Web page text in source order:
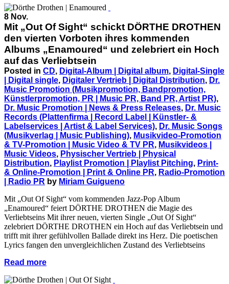
8 Nov.
Mit „Out Of Sight“ schickt DÖRTHE DROTHEN
den vierten Vorboten ihres kommenden
Albums „Enamoured“ und zelebriert ein Hoch
auf das Verliebtsein
Posted in CD, Digital-Album | Digital album, Digital-Single
| Digital single, Digitaler Vertrieb | Digital Distribution, Dr.
Music Promotion (Musikpromotion, Bandpromotion,
Künstlerpromotion, PR | Music PR, Band PR, Artist PR),
Dr. Music Promotion | News & Press Releases, Dr. Music
Records (Plattenfirma | Record Label | Künstler- &
Labelservices | Artist & Label Services), Dr. Music Songs
(Musikverlag | Music Publishing), Musikvideo-Promotion
& TV-Promotion | Music Video & TV PR, Musikvideos |
Music Videos, Physischer Vertrieb | Physical
Distribution, Playlist Promotion | Playlist Pitching, Print-
& Online-Promotion | Print & Online PR, Radio-Promotion
| Radio PR by Miriam Guigueno
Mit „Out Of Sight“ vom kommenden Jazz-Pop Album
„Enamoured“ feiert DÖRTHE DROTHEN die Magie des
Verliebtseins Mit ihrer neuen, vierten Single „Out Of Sight“
zelebriert DÖRTHE DROTHEN ein Hoch auf das Verliebtsein und
trifft mit ihrer gefühlvollen Ballade direkt ins Herz. Die poetischen
Lyrics fangen den unvergleichlichen Zustand des Verliebtseins
Read more